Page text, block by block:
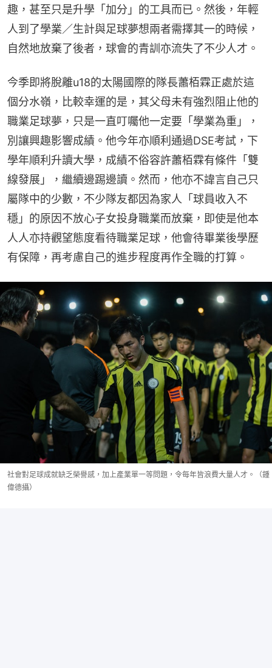
趣，甚至只是升學「加分」的工具而已。然後，年輕
人到了學業／生計與足球夢想兩者需擇其一的時候，
自然地放棄了後者，球會的青訓亦流失了不少人才。
今季即將脫離u18的太陽國際的隊長蕭栢霖正處於這
個分水嶺，比較幸運的是，其父母未有強烈阻止他的
職業足球夢，只是一直叮囑他一定要「學業為重」，
別讓興趣影響成績。他今年亦順利通過DSE考試，下
學年順利升讀大學，成績不俗容許蕭栢霖有條件「雙
線發展」，繼續邊踢邊讀。然而，他亦不諱言自己只
屬隊中的少數，不少隊友都因為家人「球員收入不
穩」的原因不放心子女投身職業而放棄，即使是他本
人人亦持觀望態度看待職業足球，他會待畢業後學歷
有保障，再考慮自己的進步程度再作全職的打算。
社會對足球成就缺乏榮譽感，加上產業單一等問題，令每年皆浪費大量人才。（鍾
偉德攝）